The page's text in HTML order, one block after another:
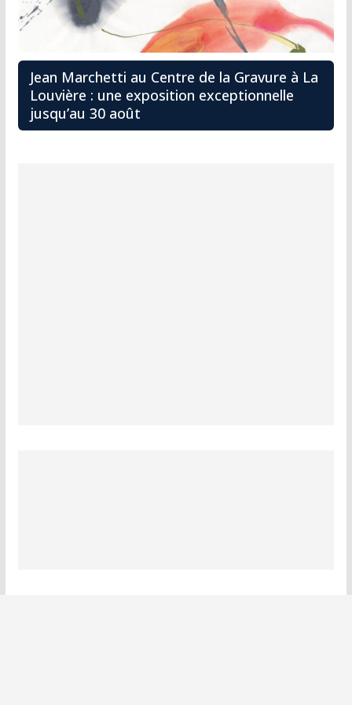
Jean Marchetti au Centre de la Gravure à La
Louvière : une exposition exceptionnelle
jusqu’au 30 août